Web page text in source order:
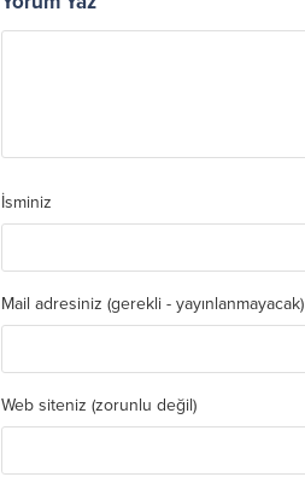
İsminiz
Mail adresiniz (gerekli - yayınlanmayacak)
Web siteniz (zorunlu değil)